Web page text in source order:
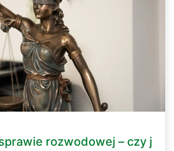
rozwodowej – czy j